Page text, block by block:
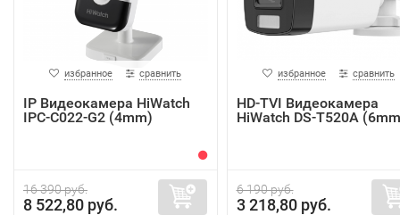
избранное сравнить
IP Видеокамера HiWatch
IPC-C022-G2 (4mm)
16 390 руб.
8 522,80 руб.
избранное сравнить
HD-TVI Видеокамера
HiWatch DS-T520A
6 190 руб.
3 218,80 руб.